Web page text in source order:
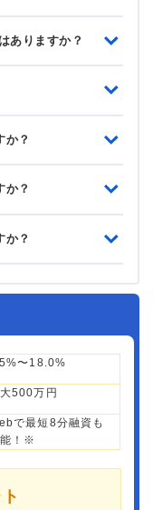
ありますか？
か？
か？
か？
〜18.0%
500万円
で最短8分融資も
！※